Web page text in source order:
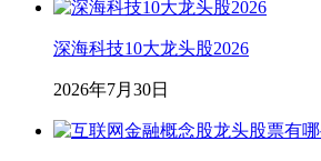
深海科技10大龙头股2026
2026年7月30日